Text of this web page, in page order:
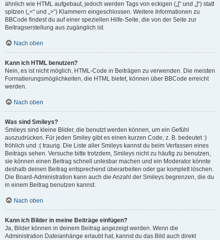
ähnlich wie HTML aufgebaut, jedoch werden Tags von eckigen („[“ und „]“) statt
spitzen („<“ und „>“) Klammern eingeschlossen. Weitere Informationen zu
BBCode findest du auf einer speziellen Hilfe-Seite, die von der Seite zur
Beitragserstellung aus zugänglich ist.
Nach oben
Kann ich HTML benutzen?
Nein, es ist nicht möglich, HTML-Code in Beiträgen zu verwenden. Die meisten
Formatierungsmöglichkeiten, die HTML bietet, können über BBCode erreicht
werden.
Nach oben
Was sind Smileys?
Smileys sind kleine Bilder, die benutzt werden können, um ein Gefühl
auszudrücken. Für jeden Smiley gibt es einen kurzen Code, z. B. bedeutet :)
fröhlich und :( traurig. Die Liste aller Smileys kannst du beim Verfassen eines
Beitrags sehen. Versuche bitte trotzdem, Smileys nicht zu häufig zu benutzen,
sie können einen Beitrag schnell unlesbar machen und ein Moderator könnte
deshalb deinen Beitrag entsprechend überarbeiten oder gar komplett löschen.
Die Board-Administration kann auch die Anzahl der Smileys begrenzen, die du
in einem Beitrag benutzen kannst.
Nach oben
Kann ich Bilder in meine Beiträge einfügen?
Ja, Bilder können in deinem Beitrag angezeigt werden. Wenn die
Administration Dateianhänge erlaubt hat, kannst du das Bild auch direkt